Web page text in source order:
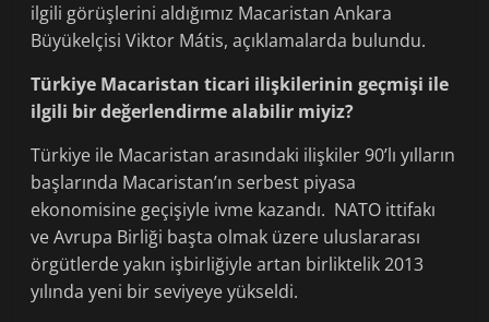
ilgili görüşlerini aldığımız Macaristan Ankara
Büyükelçisi Viktor Mátis, açıklamalarda bulundu.
Türkiye Macaristan ticari ilişkilerinin geçmişi ile
ilgili bir değerlendirme alabilir miyiz?
Türkiye ile Macaristan arasındaki ilişkiler 90’lı yılların
başlarında Macaristan’ın serbest piyasa
ekonomisine geçişiyle ivme kazandı. NATO ittifakı
ve Avrupa Birliği başta olmak üzere uluslararası
örgütlerde yakın işbirliğiyle artan birliktelik 2013
yılında yeni bir seviyeye yükseldi.